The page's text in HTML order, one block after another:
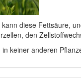
diese Fettsäure,
den
keiner anderen